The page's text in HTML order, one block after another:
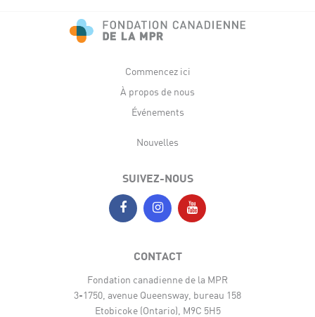
Commencez ici
À propos de nous
Événements
Nouvelles
SUIVEZ-NOUS
CONTACT
Fondation canadienne de la MPR
3-1750, avenue Queensway, bureau 158
Etobicoke (Ontario), M9C 5H5